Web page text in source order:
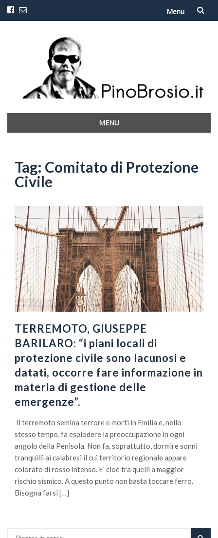
Menu
contenuto
MENU
Tag: Comitato di Protezione
Civile
TERREMOTO, GIUSEPPE
BARILARO: “i piani locali di
protezione civile sono lacunosi e
datati, occorre fare informazione in
materia di gestione delle
emergenze”.
Il terremoto semina terrore e morti in Emilia e, nello
stesso tempo, fa esplodere la preoccupazione in ogni
angolo della Penisola. Non fa, soprattutto, dormire sonni
tranquilli ai calabresi il cui territorio regionale appare
colorato di rosso intenso. E’ cioè tra quelli a maggior
rischio sismico. A questo punto non basta toccare ferro.
Bisogna farsi […]